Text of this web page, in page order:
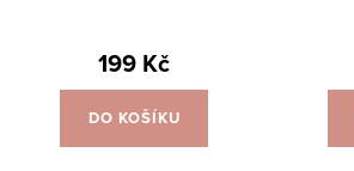
199 Kč
DO KOŠÍKU